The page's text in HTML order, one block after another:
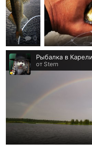
0
Рыбалка в
от Stern